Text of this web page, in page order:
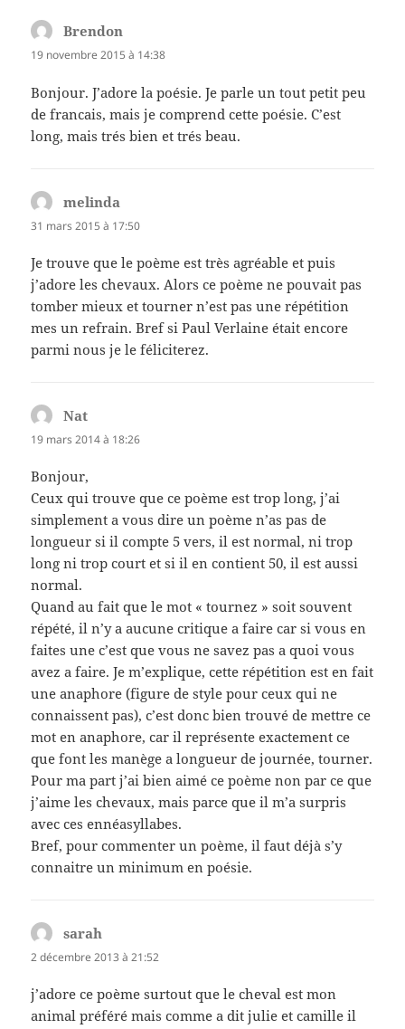
Brendon
19 novembre 2015 à 14:38
Bonjour. J’adore la poésie. Je parle un tout petit peu
de francais, mais je comprend cette poésie. C’est
long, mais trés bien et trés beau.
melinda
31 mars 2015 à 17:50
Je trouve que le poème est très agréable et puis
j’adore les chevaux. Alors ce poème ne pouvait pas
tomber mieux et tourner n’est pas une répétition
mes un refrain. Bref si Paul Verlaine était encore
parmi nous je le féliciterez.
Nat
19 mars 2014 à 18:26
Bonjour,
Ceux qui trouve que ce poème est trop long, j’ai
simplement a vous dire un poème n’as pas de
longueur si il compte 5 vers, il est normal, ni trop
long ni trop court et si il en contient 50, il est aussi
normal.
Quand au fait que le mot « tournez » soit souvent
répété, il n’y a aucune critique a faire car si vous en
faites une c’est que vous ne savez pas a quoi vous
avez a faire. Je m’explique, cette répétition est en fait
une anaphore (figure de style pour ceux qui ne
connaissent pas), c’est donc bien trouvé de mettre ce
mot en anaphore, car il représente exactement ce
que font les manège a longueur de journée, tourner.
Pour ma part j’ai bien aimé ce poème non par ce que
j’aime les chevaux, mais parce que il m’a surpris
avec ces ennéasyllabes.
Bref, pour commenter un poème, il faut déjà s’y
connaitre un minimum en poésie.
sarah
2 décembre 2013 à 21:52
j’adore ce poème surtout que le cheval est mon
animal préféré mais comme a dit julie et camille il